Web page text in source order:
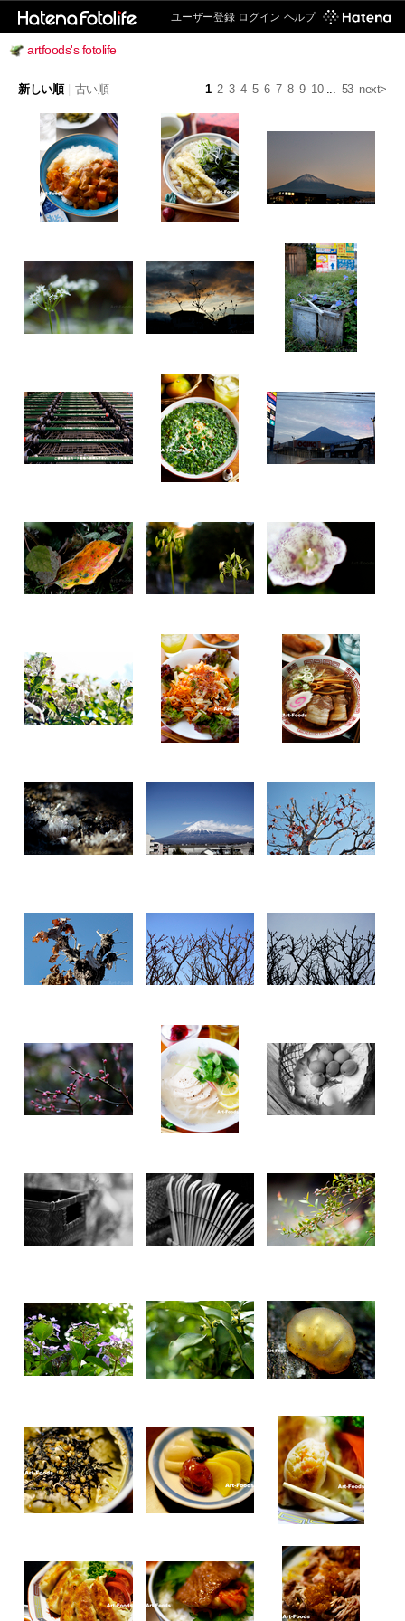
ユーザー登録 ログイン ヘルプ
artfoods's fotolife
1 2 3 4 5 6 7 8 9 10... 53 next>
新しい順 古い順